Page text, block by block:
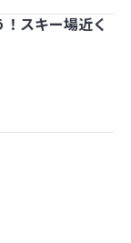
おすすめホテル
スキー場近く